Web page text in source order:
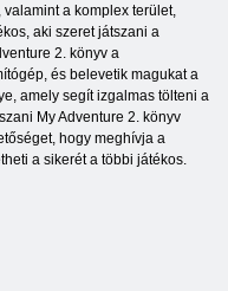
a komplex terület,
aki szeret játszani a
2. könyv a
és belevetik magukat a
amely segít izgalmas tölteni a
My Adventure 2. könyv
hogy meghívja a
a sikerét a többi játékos.